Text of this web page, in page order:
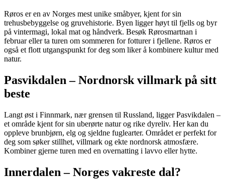
Røros er en av Norges mest unike småbyer, kjent for sin
trehusbebyggelse og gruvehistorie. Byen ligger høyt til fjells og byr
på vintermagi, lokal mat og håndverk. Besøk Rørosmartnan i
februar eller ta turen om sommeren for fotturer i fjellene. Røros er
også et flott utgangspunkt for deg som liker å kombinere kultur med
natur.
Pasvikdalen – Nordnorsk villmark på sitt
beste
Langt øst i Finnmark, nær grensen til Russland, ligger Pasvikdalen –
et område kjent for sin uberørte natur og rike dyreliv. Her kan du
oppleve brunbjørn, elg og sjeldne fuglearter. Området er perfekt for
deg som søker stillhet, villmark og ekte nordnorsk atmosfære.
Kombiner gjerne turen med en overnatting i lavvo eller hytte.
Innerdalen – Norges vakreste dal?